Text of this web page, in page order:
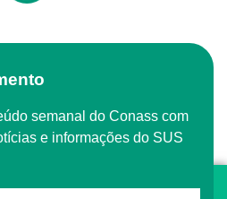
semanal do Conass com
e informações do SUS